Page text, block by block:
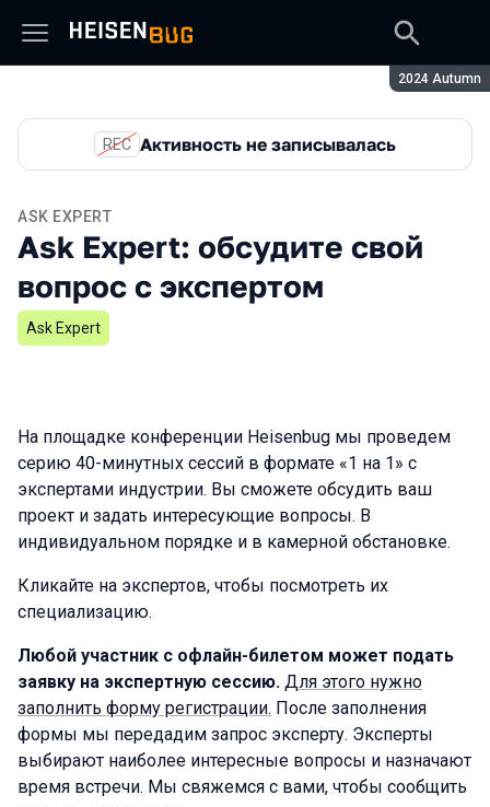
Сезон:
2024 Autumn
REC Активность не записывалась
ASK EXPERT
Ask Expert: обсудите свой
вопрос с экспертом
Ask Expert
На площадке конференции Heisenbug мы проведем
серию 40-минутных сессий в формате «1 на 1» с
экспертами индустрии. Вы сможете обсудить ваш
проект и задать интересующие вопросы. В
индивидуальном порядке и в камерной обстановке.
Кликайте на экспертов, чтобы посмотреть их
специализацию.
Любой участник с офлайн-билетом может подать
заявку на экспертную сессию. Для этого нужно
заполнить форму регистрации. После заполнения
формы мы передадим запрос эксперту. Эксперты
выбирают наиболее интересные вопросы и назначают
время встречи. Мы свяжемся с вами, чтобы сообщить